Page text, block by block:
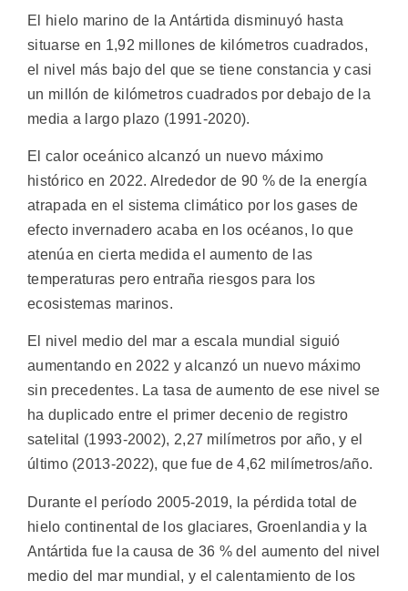
El hielo marino de la Antártida disminuyó hasta
situarse en 1,92 millones de kilómetros cuadrados,
el nivel más bajo del que se tiene constancia y casi
un millón de kilómetros cuadrados por debajo de la
media a largo plazo (1991-2020).
El calor oceánico alcanzó un nuevo máximo
histórico en 2022. Alrededor de 90 % de la energía
atrapada en el sistema climático por los gases de
efecto invernadero acaba en los océanos, lo que
atenúa en cierta medida el aumento de las
temperaturas pero entraña riesgos para los
ecosistemas marinos.
El nivel medio del mar a escala mundial siguió
aumentando en 2022 y alcanzó un nuevo máximo
sin precedentes. La tasa de aumento de ese nivel se
ha duplicado entre el primer decenio de registro
satelital (1993-2002), 2,27 milímetros por año, y el
último (2013-2022), que fue de 4,62 milímetros/año.
Durante el período 2005-2019, la pérdida total de
hielo continental de los glaciares, Groenlandia y la
Antártida fue la causa de 36 % del aumento del nivel
medio del mar mundial, y el calentamiento de los